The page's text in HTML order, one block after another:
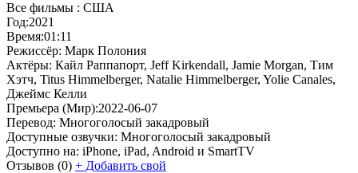
Все фильмы : США
Год:2021
Время:01:11
Режиссёр: Марк Полония
Актёры: Кайл Раппапорт, Jeff Kirkendall, Jamie Morgan, Тим
Хэтч, Titus Himmelberger, Natalie Himmelberger, Yolie Canales,
Джеймс Келли
Премьера (Мир):2022-06-07
Перевод: Многоголосый закадровый
Доступные озвучки: Многоголосый закадровый
Доступно на: iPhone, iPad, Android и SmartTV
Отзывов (0) + Добавить свой